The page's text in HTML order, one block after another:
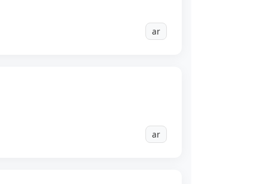
ar
ar